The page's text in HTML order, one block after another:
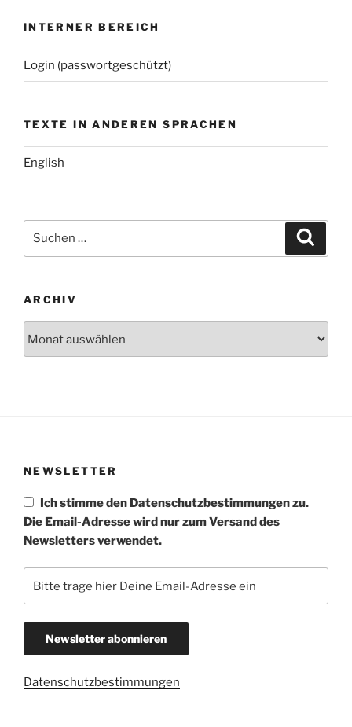
INTERNER BEREICH
Login (passwortgeschützt)
TEXTE IN ANDEREN SPRACHEN
English
nach:
ARCHIV
NEWSLETTER
Ich stimme den Datenschutzbestimmungen zu.
Die Email-Adresse wird nur zum Versand des
Newsletters verwendet.
Datenschutzbestimmungen